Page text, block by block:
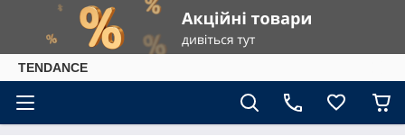
TENDANCE